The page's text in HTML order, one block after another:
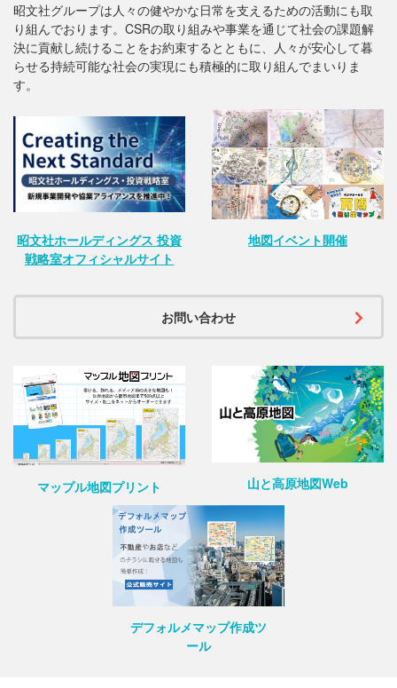
昭文社グループは人々の健やかな日常を支えるための活動にも取
り組んでおります。CSRの取り組みや事業を通じて社会の課題解
決に貢献し続けることをお約束するとともに、人々が安心して暮
らせる持続可能な社会の実現にも積極的に取り組んでまいりま
す。
昭文社ホールディングス 投資
戦略室オフィシャルサイト
地図イベント開催
お問い合わせ
マップル地図プリント 山と高原地図Web
デフォルメマップ作成ツ
ール